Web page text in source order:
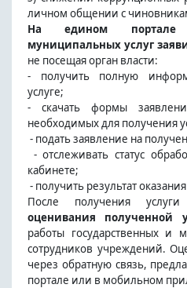
личном общении с
На едином портале
муниципальных услуг
не посещая орган власти:
- получить полную
услуге;
- скачать формы
необходимых для получения
- подать заявление на
- отслеживать статус
кабинете;
- получить результат
После получения
оценивания полученной
работы государственных и
сотрудников учреждений.
через обратную связь,
портале или в мобильном